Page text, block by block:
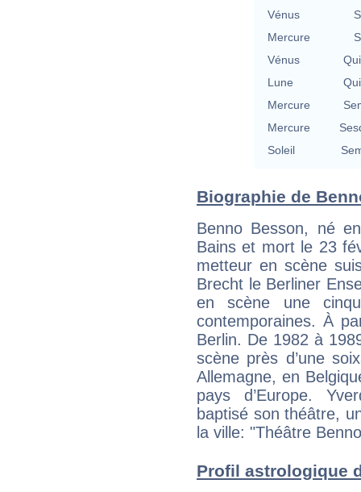
Vénus
Mercure
Vénus
Lune
Mercure
Mercure
Soleil
Biographie de
Benno Besson, né
Bains et mort le 23
metteur en scène
Brecht le Berliner
en scène une
contemporaines. À
Berlin. De 1982 à
scène près d’une
Allemagne, en
pays d’Europe.
baptisé son théâtre,
la ville: "Théâtre
Profil astrologique